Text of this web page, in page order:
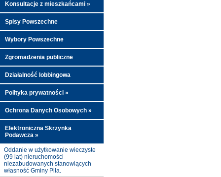
Konsultacje z mieszkańcami »
Spisy Powszechne
Wybory Powszechne
Zgromadzenia publiczne
Działalność lobbingowa
Polityka prywatności »
Ochrona Danych Osobowych »
Elektroniczna Skrzynka
Podawcza »
Oddanie w użytkowanie wieczyste
(99 lat) nieruchomości
niezabudowanych stanowiących
własność Gminy Piła.